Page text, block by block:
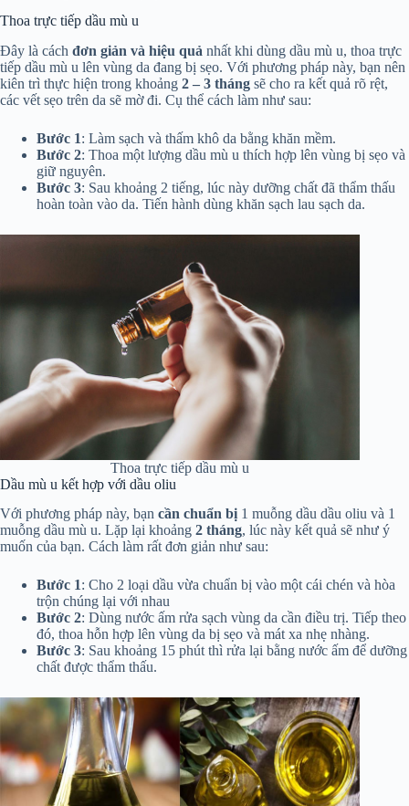
Thoa trực tiếp dầu mù u
Đây là cách đơn giản và hiệu quả nhất khi dùng dầu mù u, thoa trực
tiếp dầu mù u lên vùng da đang bị sẹo. Với phương pháp này, bạn nên
kiên trì thực hiện trong khoảng 2 – 3 tháng sẽ cho ra kết quả rõ rệt,
các vết sẹo trên da sẽ mờ đi. Cụ thể cách làm như sau:
Bước 1: Làm sạch và thấm khô da bằng khăn mềm.
Bước 2: Thoa một lượng dầu mù u thích hợp lên vùng bị sẹo và
giữ nguyên.
Bước 3: Sau khoảng 2 tiếng, lúc này dưỡng chất đã thẩm thấu
hoàn toàn vào da. Tiến hành dùng khăn sạch lau sạch da.
Thoa trực tiếp dầu mù u
Dầu mù u kết hợp với dầu oliu
Với phương pháp này, bạn cần chuẩn bị 1 muỗng dầu dầu oliu và 1
muỗng dầu mù u. Lặp lại khoảng 2 tháng, lúc này kết quả sẽ như ý
muốn của bạn. Cách làm rất đơn giản như sau:
Bước 1: Cho 2 loại dầu vừa chuẩn bị vào một cái chén và hòa
trộn chúng lại với nhau
Bước 2: Dùng nước ấm rửa sạch vùng da cần điều trị. Tiếp theo
đó, thoa hỗn hợp lên vùng da bị sẹo và mát xa nhẹ nhàng.
Bước 3: Sau khoảng 15 phút thì rửa lại bằng nước ấm để dưỡng
chất được thẩm thấu.